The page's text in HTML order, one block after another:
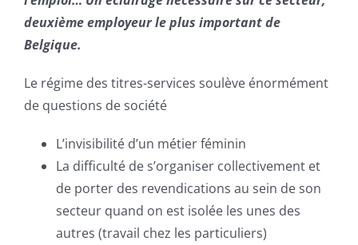
deuxième employeur le plus important de
Belgique.
Le régime des titres-services soulève énormément
de questions de société
L’invisibilité d’un métier féminin
La difficulté de s’organiser collectivement et
de porter des revendications au sein de son
secteur quand on est isolée les unes des
autres (travail chez les particuliers)